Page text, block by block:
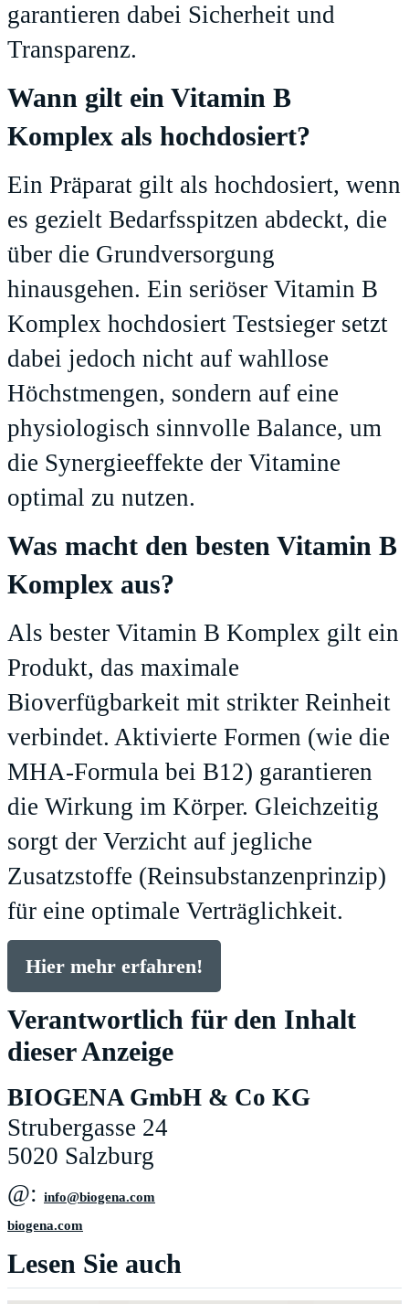
garantieren dabei Sicherheit und
Transparenz.
Wann gilt ein Vitamin B
Komplex als hochdosiert?
Ein Präparat gilt als hochdosiert, wenn
es gezielt Bedarfsspitzen abdeckt, die
über die Grundversorgung
hinausgehen. Ein seriöser Vitamin B
Komplex hochdosiert Testsieger setzt
dabei jedoch nicht auf wahllose
Höchstmengen, sondern auf eine
physiologisch sinnvolle Balance, um
die Synergieeffekte der Vitamine
optimal zu nutzen.
Was macht den besten Vitamin B
Komplex aus?
Als bester Vitamin B Komplex gilt ein
Produkt, das maximale
Bioverfügbarkeit mit strikter Reinheit
verbindet. Aktivierte Formen (wie die
MHA-Formula bei B12) garantieren
die Wirkung im Körper. Gleichzeitig
sorgt der Verzicht auf jegliche
Zusatzstoffe (Reinsubstanzenprinzip)
für eine optimale Verträglichkeit.
Hier mehr erfahren!
Verantwortlich für den Inhalt
dieser Anzeige
BIOGENA GmbH & Co KG
Strubergasse 24
5020 Salzburg
@: moc.anegoib@ofni
biogena.com
Lesen Sie auch